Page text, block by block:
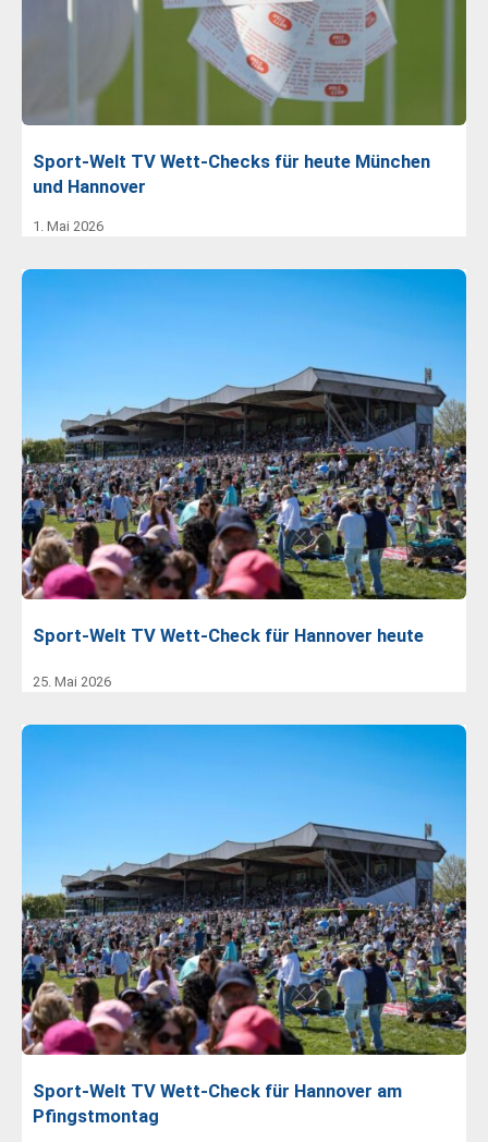
Sport-Welt TV Wett-Checks für heute München
und Hannover
1. Mai 2026
Sport-Welt TV Wett-Check für Hannover heute
25. Mai 2026
Sport-Welt TV Wett-Check für Hannover am
Pfingstmontag